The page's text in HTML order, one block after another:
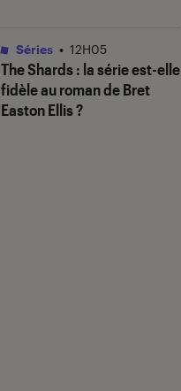
The Shards: la série est-elle
fidèle au roman de Bret
Easton Ellis ?
Séries • 12H05